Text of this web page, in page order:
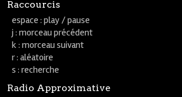
Raccourcis
espace : play / pause
j : morceau précédent
k : morceau suivant
r : aléatoire
s : recherche
Radio Approximative